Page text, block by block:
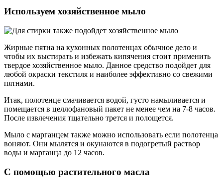
Используем хозяйственное мыло
Жирные пятна на кухонных полотенцах обычное дело и
чтобы их выстирать и избежать кипячения стоит применить
твердое хозяйственное мыло. Данное средство подойдет для
любой окраски текстиля и наиболее эффективно со свежими
пятнами.
Итак, полотенце смачивается водой, густо намыливается и
помещается в целлофановый пакет не менее чем на 7-8 часов.
После извлечения тщательно трется и полощется.
Мыло с марганцем также можно использовать если полотенца
воняют. Они мылятся и окунаются в подогретый раствор
воды и марганца до 12 часов.
С помощью растительного масла